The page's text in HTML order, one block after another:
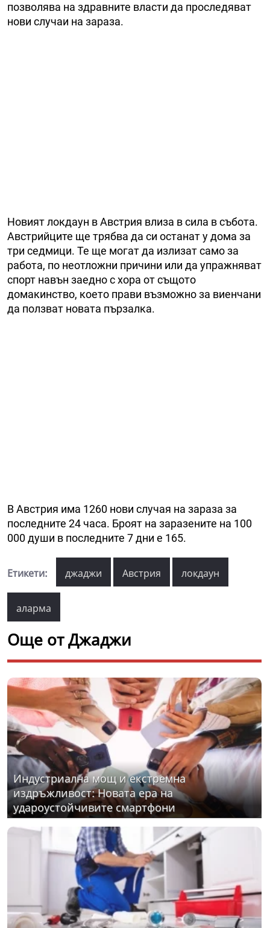
позволява на здравните власти да проследяват
нови случаи на зараза.
Новият локдаун в Австрия влиза в сила в събота.
Австрийците ще трябва да си останат у дома за
три седмици. Те ще могат да излизат само за
работа, по неотложни причини или да упражняват
спорт навън заедно с хора от същото
домакинство, което прави възможно за виенчани
да ползват новата пързалка.
В Австрия има 1260 нови случая на зараза за
последните 24 часа. Броят на заразените на 100
000 души в последните 7 дни е 165.
Етикети: джаджи Австрия локдаун
аларма
Още от Джаджи
Индустриална мощ и екстремна
издръжливост: Новата ера на
удароустойчивите смартфони